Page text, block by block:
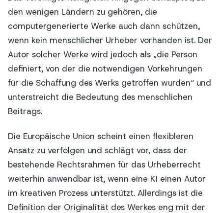
den wenigen Ländern zu gehören, die
computergenerierte Werke auch dann schützen,
wenn kein menschlicher Urheber vorhanden ist. Der
Autor solcher Werke wird jedoch als „die Person
definiert, von der die notwendigen Vorkehrungen
für die Schaffung des Werks getroffen wurden“ und
unterstreicht die Bedeutung des menschlichen
Beitrags.
Die Europäische Union scheint einen flexibleren
Ansatz zu verfolgen und schlägt vor, dass der
bestehende Rechtsrahmen für das Urheberrecht
weiterhin anwendbar ist, wenn eine KI einen Autor
im kreativen Prozess unterstützt. Allerdings ist die
Definition der Originalität des Werkes eng mit der